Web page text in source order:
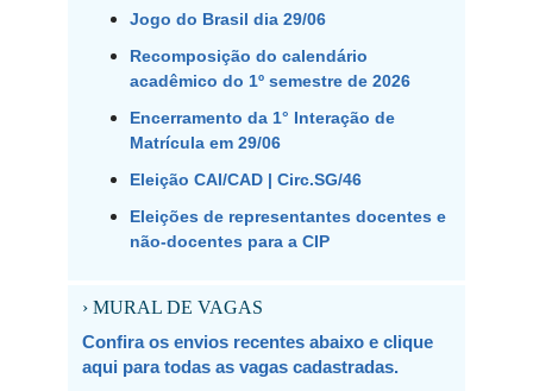
Jogo do Brasil dia 29/06
Recomposição do calendário
acadêmico do 1º semestre de 2026
Encerramento da 1° Interação de
Matrícula em 29/06
Eleição CAI/CAD | Circ.SG/46
Eleições de representantes docentes e
não-docentes para a CIP
› MURAL DE VAGAS
Confira os envios recentes abaixo e clique
aqui para todas as vagas cadastradas.